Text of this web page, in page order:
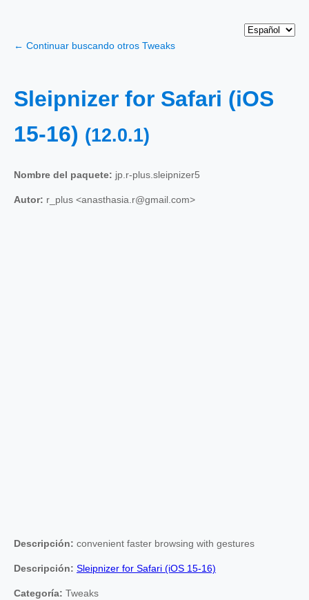
← Continuar buscando otros Tweaks
Sleipnizer for Safari (iOS
15-16) (12.0.1)
Nombre del paquete: jp.r-plus.sleipnizer5
Autor: r_plus <anasthasia.r@gmail.com>
Descripción: convenient faster browsing with gestures
Descripción: Sleipnizer for Safari (iOS 15-16)
Categoría: Tweaks